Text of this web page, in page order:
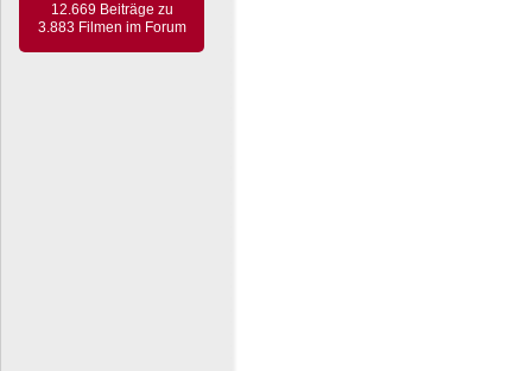
12.669 Beiträge zu
3.883 Filmen im Forum